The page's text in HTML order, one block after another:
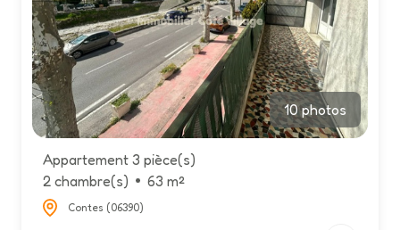
10 photos
Appartement 3 pièce(s)
2 chambre(s)
63 m²
Contes (06390)